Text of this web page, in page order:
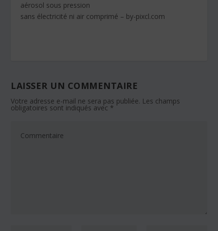
aérosol sous pression
sans électricité ni air comprimé – by-pixcl.com
LAISSER UN COMMENTAIRE
Votre adresse e-mail ne sera pas publiée. Les champs
obligatoires sont indiqués avec *